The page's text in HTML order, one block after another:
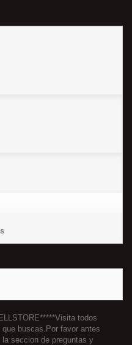
todos
buscas.Por favor antes
seccion de preguntas y